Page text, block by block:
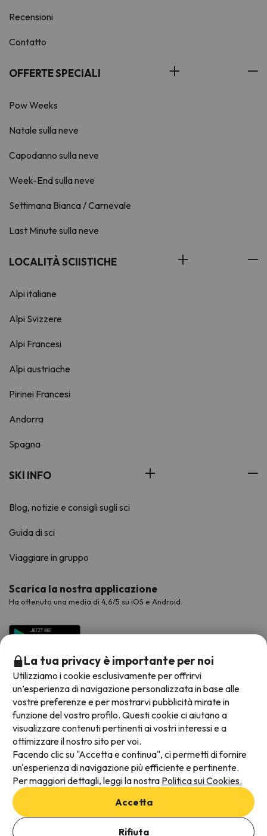
Aggiungi date per verificare la disponibilità
Recensioni
Contatto
OFFERTE SPECIALI
Pow Weeks
Natale sulla neve
Capodanno sulla neve
Week-End sulla neve
Settimana Bianca / Carnevale
Last Minute sulla neve
LOCALITÀ SCIISTICHE
Alpi italiane
Alpi Svizzere
Alpi Francesi
Alpi austriache
Pirinei Francesi
Andorra
Spagna
SKI INFO
Blog, notizie e consigli sugli sci
Guida di sci
Viaggiare in gruppo
Scarica la nostra applicazione
Ha ottenuto una media di 4,6/5 su iOS e Android.
Metodi di pagamento disponibili
Termini e condizioni generali
Protezione dei dati
Informativa sui cookie
La tua privacy è importante per noi
Utilizziamo i cookie esclusivamente per offrirvi
un’esperienza di navigazione personalizzata in base alle
vostre preferenze e per mostrarvi pubblicità mirate in
funzione del vostro profilo. Questi cookie ci aiutano a
visualizzare contenuti pertinenti ai vostri interessi e a
ottimizzare il nostro sito per voi.
Facendo clic su "Accetta e continua", ci permetti di fornire
un'esperienza di navigazione più efficiente e pertinente.
Per maggiori dettagli, leggi la nostra Politica sui Cookies.
Accetta
Rifiuta